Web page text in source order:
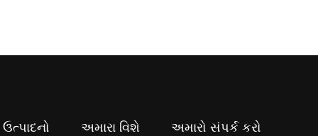
ઉત્પાદનો અમારા વિશે
અમારો સંપર્ક કરો